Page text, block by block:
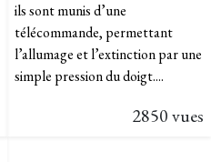
ils sont munis d’une
télécommande, permettant
l’allumage et l’extinction par une
simple pression du doigt....
2850 vues